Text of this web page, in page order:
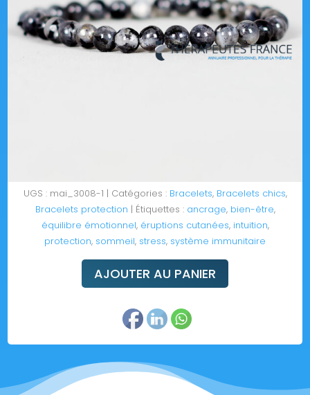
UGS : mai_3008-1 Catégories : Bracelets, Bracelets chics,
Bracelets protection
Étiquettes : ancrage, bien-être,
équilibre émotionnel, éruptions cutanées, intuition,
protection, sommeil, stress, système immunitaire
AJOUTER AU PANIER